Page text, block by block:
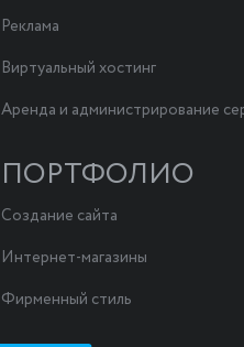
Реклама
Виртуальный хостинг
Аренда и администрирование
ПОРТФОЛИО
Создание сайта
Интернет-магазины
Фирменный стиль